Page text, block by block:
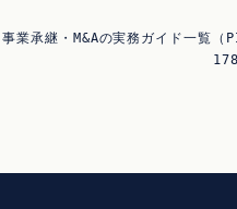
事業承継・M&Aの実務ガイド一